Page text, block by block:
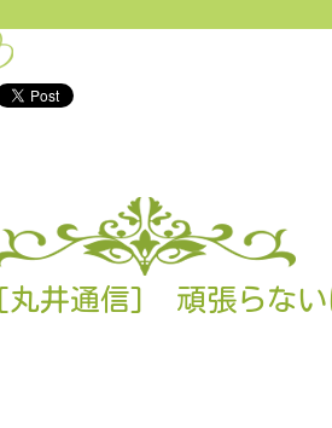
[丸井通信] 頑張らない